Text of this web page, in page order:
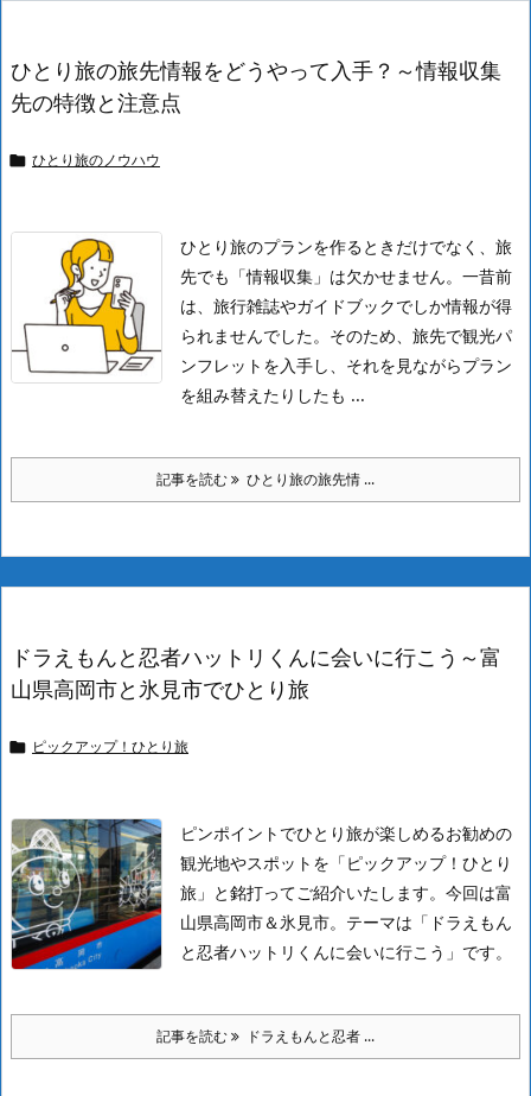
ひとり旅の旅先情報をどうやって入手？～情報収集
先の特徴と注意点
 ひとり旅のノウハウ
ひとり旅のプランを作るときだけでなく、旅
先でも「情報収集」は欠かせません。 一昔前
は、旅行雑誌やガイドブックでしか情報が得
られませんでした。そのため、旅先で観光パ
ンフレットを入手し、それを見ながらプラン
を組み替えたりしたも ...
記事を読む ひとり旅の旅先情 ...
ドラえもんと忍者ハットリくんに会いに行こう～富
山県高岡市と氷見市でひとり旅
 ピックアップ！ひとり旅
ピンポイントでひとり旅が楽しめるお勧めの
観光地やスポットを「ピックアップ！ひとり
旅」と銘打ってご紹介いたします。 今回は富
山県高岡市＆氷見市。 テーマは「ドラえもん
と忍者ハットリくんに会いに行こう」です。
記事を読む ドラえもんと忍者 ...